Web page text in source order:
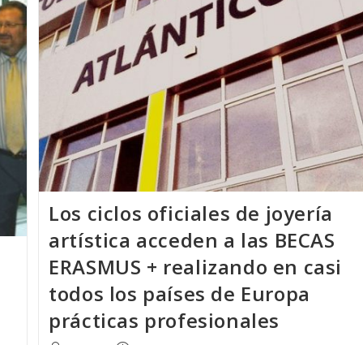
Los ciclos oficiales de joyería
artística acceden a las BECAS
ERASMUS + realizando en casi
todos los países de Europa
prácticas profesionales